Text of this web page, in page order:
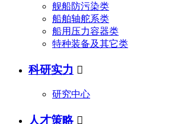
舰船防污染类
船舶轴舵系类
船用压力容器类
特种装备及其它类
科研实力 
研究中心
人才策略 